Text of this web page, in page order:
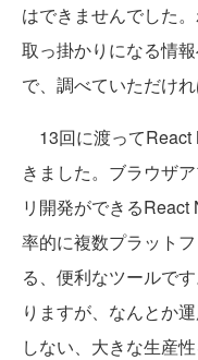
はできませんでした
取っ掛かりになる情
で、調べていただけれ
13回に渡ってReact
きました。ブラウザ
リ開発ができる
率的に複数プラット
る、便利なツールで
りますが、なんとか
しない、大きな生産